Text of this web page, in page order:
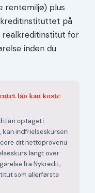
rentemiljø) plus
på
for
inden du
lån kan koste
optaget i
kan indfrielseskursen
dit nettoprovenu
langt over
fra Nykredit,
som allerførste